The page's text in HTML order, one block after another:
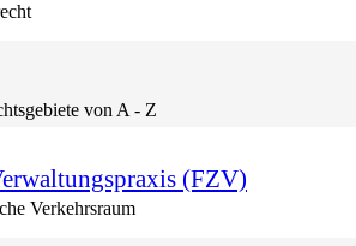
von A - Z
(FZV)
Verkehrsraum